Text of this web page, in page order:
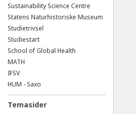
Sustainability Science Centre
Statens Naturhistoriske Museum
Studietrivsel
Studiestart
School of Global Health
MATH
IFSV
HUM - Saxo
Temasider